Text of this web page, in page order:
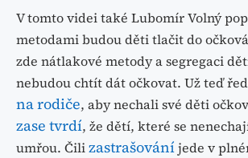
V tomto videi také Lubomír Volný
metodami budou děti tlačit do
zde nátlakové metody a segregaci
nebudou chtít dát očkovat. Už teď
na rodiče, aby nechali své děti
zase tvrdí, že dětí, které se
umřou. Čilizastrašováníjede v